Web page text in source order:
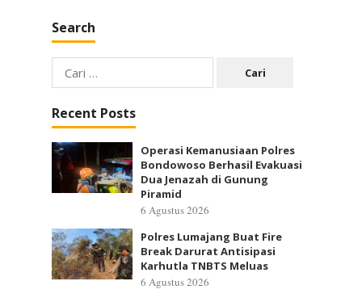
Search
Cari
untuk:
Recent Posts
Operasi Kemanusiaan Polres
Bondowoso Berhasil Evakuasi
Dua Jenazah di Gunung
Piramid
6 Agustus 2026
Polres Lumajang Buat Fire
Break Darurat Antisipasi
Karhutla TNBTS Meluas
6 Agustus 2026